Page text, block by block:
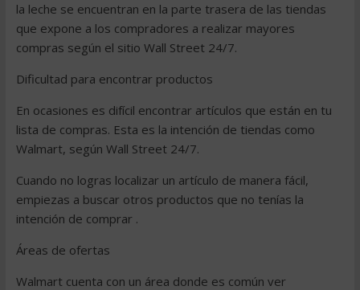
la leche se encuentran en la parte trasera de las tiendas
que expone a los compradores a realizar mayores
compras según el sitio Wall Street 24/7.
Dificultad para encontrar productos
En ocasiones es difícil encontrar artículos que están en tu
lista de compras. Esta es la intención de tiendas como
Walmart, según Wall Street 24/7.
Cuando no logras localizar un artículo de manera fácil,
empiezas a buscar otros productos que no tenías la
intención de comprar .
Áreas de ofertas
Walmart cuenta con un área donde es común ver